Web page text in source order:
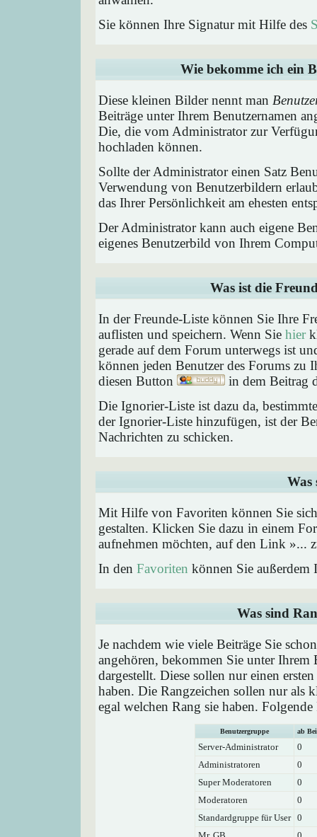
Sie können Ihre Signatur mit Hilfe des
Wie bekomme ich ein
Diese kleinen Bilder nennt man
Beiträge unter Ihrem Benutzernamen
Die, die vom Administrator zur
hochladen können.
Sollte der Administrator einen Satz
Verwendung von Benutzerbildern
das Ihrer Persönlichkeit am ehesten
Der Administrator kann auch eigene
eigenes Benutzerbild von Ihrem
Was ist die
In der Freunde-Liste können Sie Ihre
auflisten und speichern. Wenn Sie hier
gerade auf dem Forum unterwegs ist
können jeden Benutzer des Forums zu
diesen Button
in dem Beitrag
Die Ignorier-Liste ist dazu da,
der Ignorier-Liste hinzufügen, ist der
Nachrichten zu schicken.
Was
Mit Hilfe von Favoriten können Sie
gestalten. Klicken Sie dazu in einem
aufnehmen möchten, auf den Link »...
In den Favoriten können Sie
Was sind
Je nachdem wie viele Beiträge Sie
angehören, bekommen Sie unter Ihrem
dargestellt. Diese sollen nur einen
haben. Die Rangzeichen sollen nur als
egal welchen Rang sie haben.
Benutzergruppe ab
Server-Administrator
0
Administratoren
0
Super Moderatoren
0
Moderatoren
0
Standardgruppe für User 0